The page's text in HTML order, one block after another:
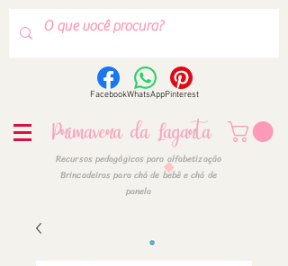
FacebookWhatsAppPinterest
Primavera da Lagarta
Recursos pedagógicos para alfabetização
Brincadeiras para chá de bebê e chá de
panela